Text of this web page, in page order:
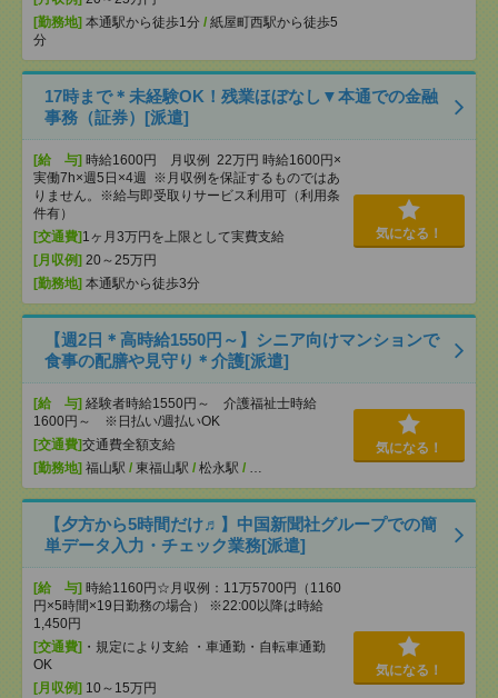
[勤務地] 本通駅から徒歩1分 / 紙屋町西駅から徒歩5
分
17時まで＊未経験OK！残業ほぼなし▼本通での金融
事務（証券）[派遣]
[給 与] 時給1600円 月収例 22万円 時給1600円×
実働7h×週5日×4週 ※月収例を保証するものではあ
りません。※給与即受取りサービス利用可（利用条
件有）
[交通費]1ヶ月3万円を上限として実費支給
[月収例] 20～25万円
[勤務地] 本通駅から徒歩3分
気になる！
【週2日＊高時給1550円～】シニア向けマンションで
食事の配膳や見守り＊介護[派遣]
[給 与] 経験者時給1550円～ 介護福祉士時給
1600円～ ※日払い/週払いOK
[交通費]交通費全額支給
[勤務地] 福山駅 / 東福山駅 / 松永駅 / …
気になる！
【夕方から5時間だけ♬】中国新聞社グループでの簡
単データ入力・チェック業務[派遣]
[給 与] 時給1160円☆月収例：11万5700円（1160
円×5時間×19日勤務の場合） ※22:00以降は時給
1,450円
[交通費] ・規定により支給 ・車通勤・自転車通勤
OK
[月収例] 10～15万円
気になる！